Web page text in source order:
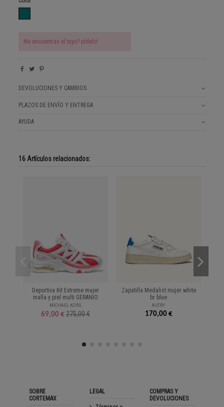
No encuentras el tuyo? pídelo!
DEVOLUCIONES Y CAMBIOS
PLAZOS DE ENVÍO Y ENTREGA
AYUDA
16 Artículos relacionados:
Deportiva Kit Extreme mujer
malla y piel multi GERANIO
MICHAEL KORS
69,00 € 275,00 €
Zapatilla Medalist mujer white
br blue
AUTRY
170,00 €
SOBRE
CORTEMAX
LEGAL
COMPRAS Y
DEVOLUCIONES